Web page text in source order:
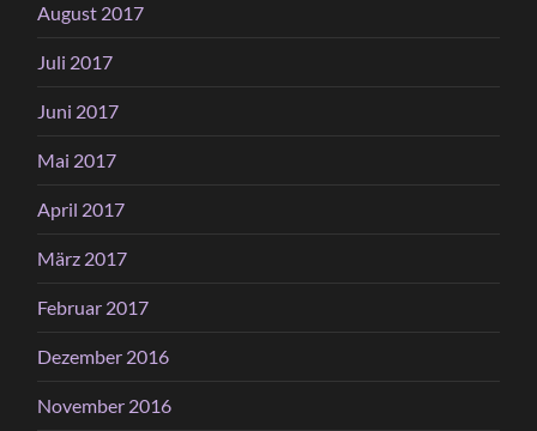
August 2017
Juli 2017
Juni 2017
Mai 2017
April 2017
März 2017
Februar 2017
Dezember 2016
November 2016